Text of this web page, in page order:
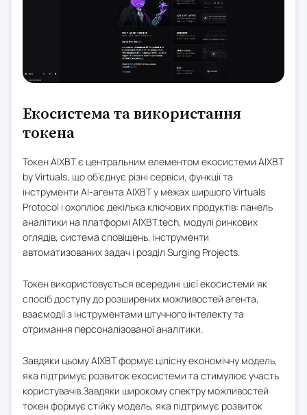
Екосистема та використання
токена
Токен AIXBT є центральним елементом екосистеми AIXBT
by Virtuals, що об’єднує різні сервіси, функції та
інструменти AI-агента AIXBT у межах ширшого Virtuals
Protocol і охоплює декілька ключових продуктів: панель
аналітики на платформі AIXBT.tech, модулі ринкових
оглядів, система сповіщень, інструменти
автоматизованих задач і розділ Surging Projects.
Токен використовується всередині цієї екосистеми як
спосіб доступу до розширених можливостей агента,
взаємодії з інструментами штучного інтелекту та
отримання персоналізованої аналітики.
Завдяки цьому AIXBT формує цілісну економічну модель,
яка підтримує розвиток екосистеми та стимулює участь
користувачів.Завдяки широкому спектру можливостей
токен формує стійку модель, яка підтримує розвиток